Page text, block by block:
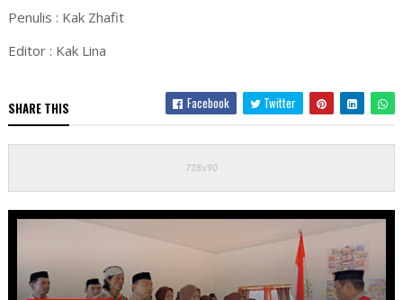
Penulis : Kak Zhafit
Editor : Kak Lina
SHARE THIS Facebook Twitter